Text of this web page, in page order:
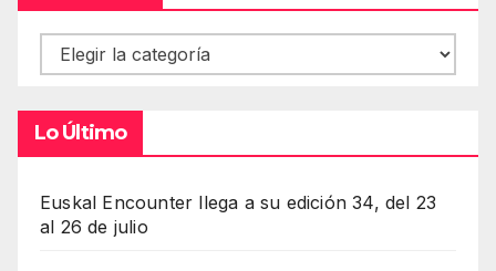
Contenidos
Lo Último
Euskal Encounter llega a su edición 34, del 23
al 26 de julio